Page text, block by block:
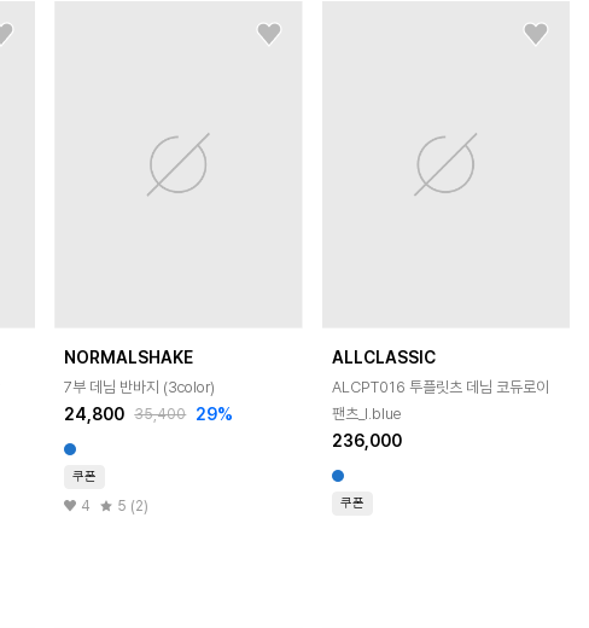
NORMALSHAKE
7부 데님 반바지 (3color)
24,800 35,400 29%
쿠폰
4 5 (2)
ALLCLASSIC
ALCPT016 투플릿츠 데님 코듀로이
팬츠_l.blue
236,000
쿠폰